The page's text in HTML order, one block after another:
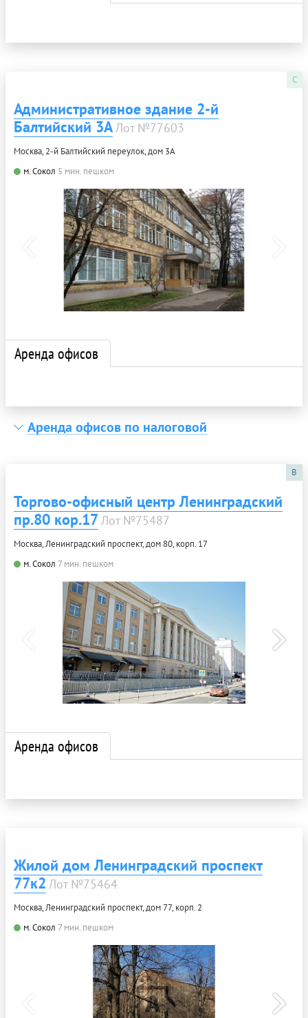
C
Административное здание 2-й
Балтийский 3АЛот №77603
Москва, 2-й Балтийский переулок, дом 3А
м. Сокол 5 мин. пешком
Аренда офисов
Аренда офисов по налоговой
B
Торгово-офисный центр Ленинградский
пр.80 кор.17Лот №75487
Москва, Ленинградский проспект, дом 80, корп. 17
м. Сокол 7 мин. пешком
Аренда офисов
Жилой дом Ленинградский проспект
77к2 Лот №75464
Москва, Ленинградский проспект, дом 77, корп. 2
м. Сокол 7 мин. пешком